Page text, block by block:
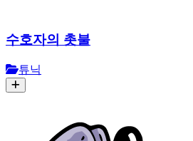
수호자의 촛불
튜닉